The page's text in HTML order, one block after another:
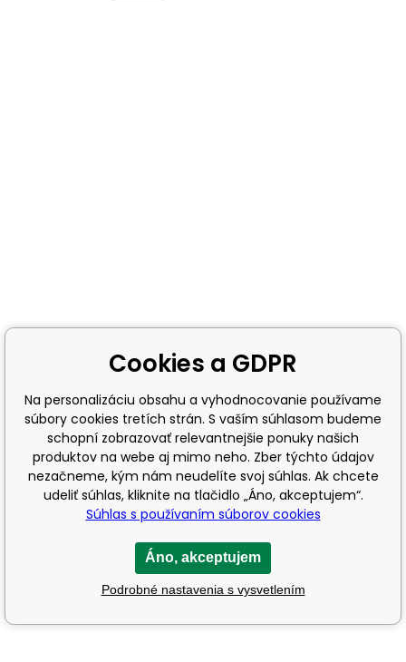
Cookies a GDPR
Na personalizáciu obsahu a vyhodnocovanie používame
súbory cookies tretích strán. S vaším súhlasom budeme
schopní zobrazovať relevantnejšie ponuky našich
produktov na webe aj mimo neho. Zber týchto údajov
nezačneme, kým nám neudelíte svoj súhlas. Ak chcete
udeliť súhlas, kliknite na tlačidlo „Áno, akceptujem“.
Súhlas s používaním súborov cookies
Áno, akceptujem
Podrobné nastavenia s vysvetlením